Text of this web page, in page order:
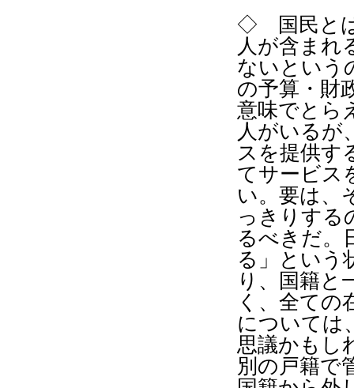
◇
国民と
人が含まれ
ないという
の予算・財
意味でとら
人がいるが
スを提供す
てサービス
い。要は、
っきりする
るべきだ。
る」という
り、国籍と
く、全ての
については
思議かもし
別の戸籍で